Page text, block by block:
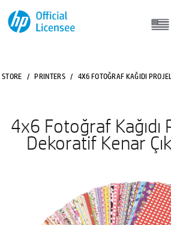
STORE / PRINTERS / 4X6 FOTOĞRAF KAĞIDI
4x6 Fotoğraf Kağıdı
Dekoratif Kenar